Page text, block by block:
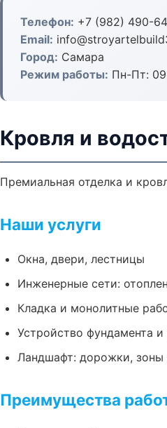
Телефон: +7 (982) 490-
Email:
Город: Самара
Режим работы: Пн-Пт:
Кровля и
Премиальная отделка и
Наши услуги
Окна, двери, лестницы
Инженерные сети:
Кладка и монолитные
Устройство фундамента
Ландшафт: дорожки, зоны
Преимущества